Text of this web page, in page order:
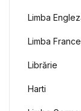
Limba
Limba
Librărie
Harti